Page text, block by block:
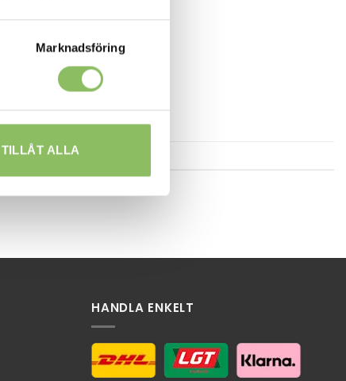
Marknadsföring
TILLÅT ALLA
HANDLA ENKELT